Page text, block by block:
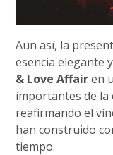
Aun así, la
esencia elegante
& Love Affairen
importantes de la
reafirmando el
han construido
tiempo.